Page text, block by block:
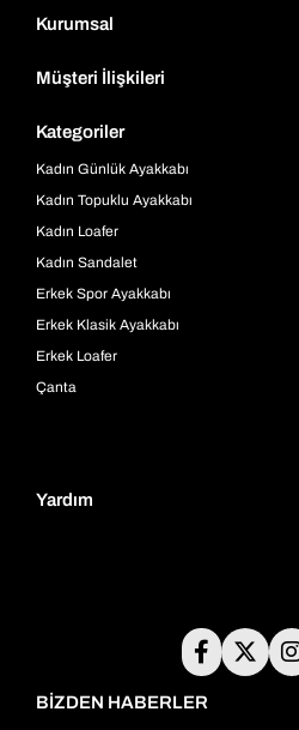
Kurumsal
Müşteri İlişkileri
Kategoriler
Kadın Günlük Ayakkabı
Kadın Topuklu Ayakkabı
Kadın Loafer
Kadın Sandalet
Erkek Spor Ayakkabı
Erkek Klasik Ayakkabı
Erkek Loafer
Çanta
Yardım
BİZDEN HABERLER